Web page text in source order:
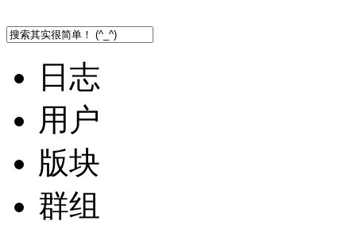
日志
用户
版块
群组